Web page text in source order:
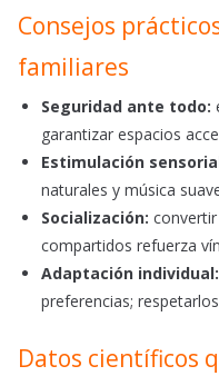
Consejos
familiares
Seguridad ante todo:
garantizar espacios
Estimulación
naturales y música
Socialización:
compartidos refuerza
Adaptación individual:
preferencias;
Datos científicos